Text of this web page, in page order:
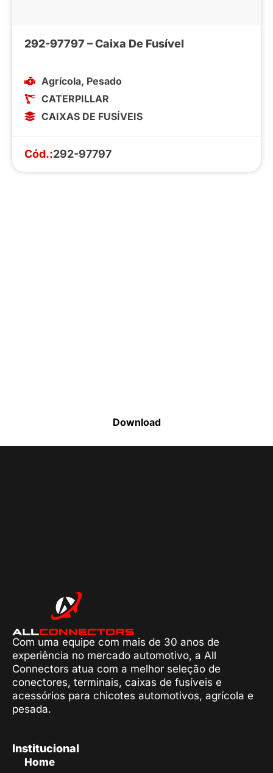
292-97797 – Caixa De Fusível
Agrícola, Pesado
CATERPILLAR
CAIXAS DE FUSÍVEIS
Cód.:292-97797
Download
Com uma equipe com mais de 30 anos de
experiência no mercado automotivo, a All
Connectors atua com a melhor seleção de
conectores, terminais, caixas de fusíveis e
acessórios para chicotes automotivos, agrícola e
pesada.
Institucional
Home